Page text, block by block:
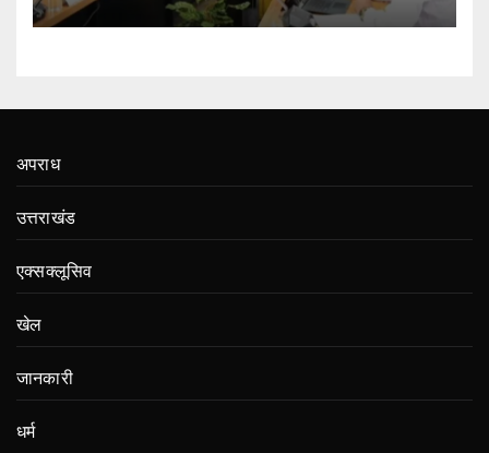
अपराध
उत्तराखंड
एक्सक्लूसिव
खेल
जानकारी
धर्म